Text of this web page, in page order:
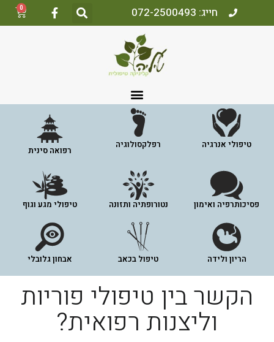
חייג: 072-2500493 0
טיפולי אנרגיה רפלקסולוגיה
רפואה סינית
פסיכותרפיה ואימון נטורופתיה ותזונה טיפולי מגע וגוף
הריון ולידה טיפול בכאב אבחון גלובלי
הקשר בין טיפולי פוריות
וליצנות רפואית?